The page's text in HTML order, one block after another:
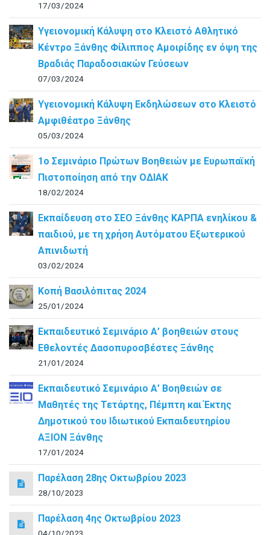
17/03/2024
Υγειονομική Κάλυψη στο Κλειστό Αθλητικό
Κέντρο Ξάνθης Φίλιππος Αμοιρίδης εν όψη της
Βραδιάς Παραδοσιακών Γεύσεων
07/03/2024
Υγειονομική Κάλυψη Εκδηλώσεων στο Κλειστό
Αμφιθέατρο Ξάνθης
05/03/2024
1ο Σεμινάριο Πρώτων Βοηθειών με Ευρωπαϊκή
Πιστοποίηση από την ΟΔΙΑΚ
18/02/2024
Εκπαίδευση στο ΣΕΟ Ξάνθης ΚΑΡΠΑ ενηλίκου &
παιδιού, με τη χρήση Αυτόματου Εξωτερικού
Απινιδωτή
03/02/2024
Κοπή Βασιλόπιτας 2024
25/01/2024
Εκπαιδευτικό Σεμινάριο Α’ βοηθειών στους
Εθελοντές Δασοπυροσβέστες Ξάνθης
21/01/2024
Εκπαιδευτικό Σεμινάριο Α’ Βοηθειών σε
Μαθητές της Τετάρτης, Πέμπτη και Έκτης
Δημοτικού του Ιδιωτικού Εκπαιδευτηρίου
ΑΞΙΟΝ Ξάνθης
17/01/2024
Παρέλαση 28ης Οκτωβρίου 2023
28/10/2023
Παρέλαση 4ης Οκτωβρίου 2023